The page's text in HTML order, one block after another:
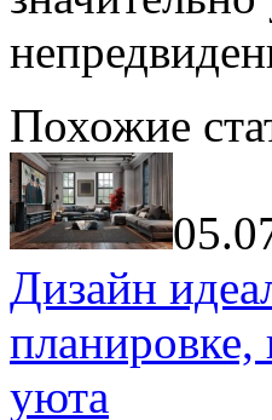
Похожие
Дизайн
планировке,
уюта